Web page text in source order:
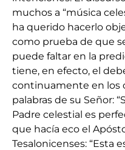
muchos a “música
ha querido hacerlo
como prueba de que
puede faltar en la
tiene, en efecto, el
continuamente en los
palabras de su Señor:
Padre celestial es
que hacía eco el
Tesalonicenses: “Esta